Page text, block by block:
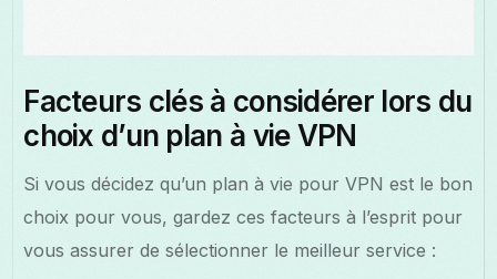
Facteurs clés à considérer lors du
choix d’un plan à vie VPN
Si vous décidez qu’un plan à vie pour VPN est le bon
choix pour vous, gardez ces facteurs à l’esprit pour
vous assurer de sélectionner le meilleur service :